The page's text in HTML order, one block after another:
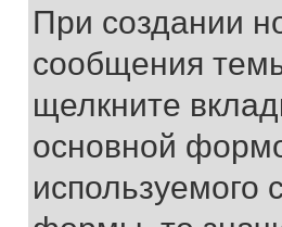
При создании
сообщения
щелкните
основной
используемого